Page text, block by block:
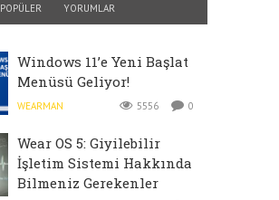
POPÜLER YORUMLAR
Windows 11’e Yeni Başlat
Menüsü Geliyor!
WEARMAN 5556 0
Wear OS 5: Giyilebilir
İşletim Sistemi Hakkında
Bilmeniz Gerekenler